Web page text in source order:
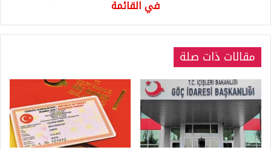
في القائمة
مقالات ذات صلة